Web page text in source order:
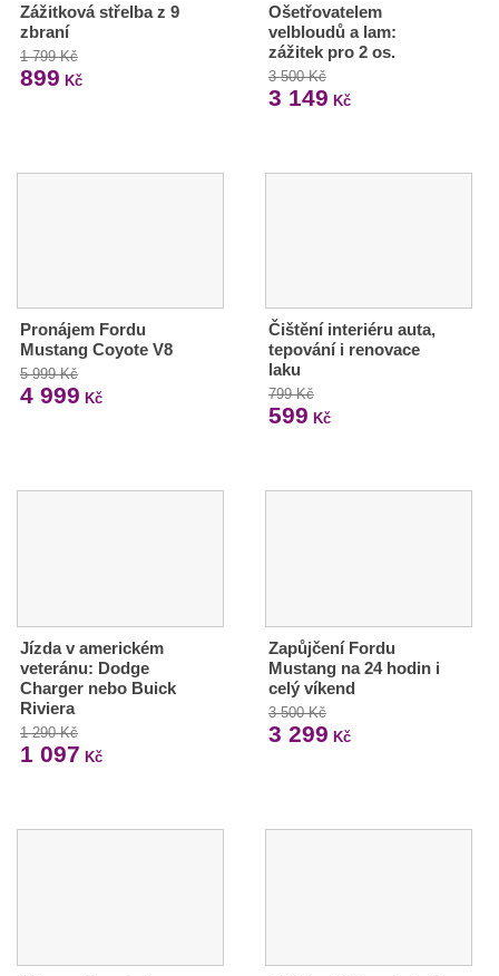
Zážitková střelba z 9
zbraní
1 799 Kč
899 Kč
Ošetřovatelem
velbloudů a lam:
zážitek pro 2 os.
3 500 Kč
3 149 Kč
Pronájem Fordu
Mustang Coyote V8
5 999 Kč
4 999 Kč
Čištění interiéru auta,
tepování i renovace
laku
799 Kč
599 Kč
Jízda v americkém
veteránu: Dodge
Charger nebo Buick
Riviera
1 290 Kč
1 097 Kč
Zapůjčení Fordu
Mustang na 24 hodin i
celý víkend
3 500 Kč
3 299 Kč